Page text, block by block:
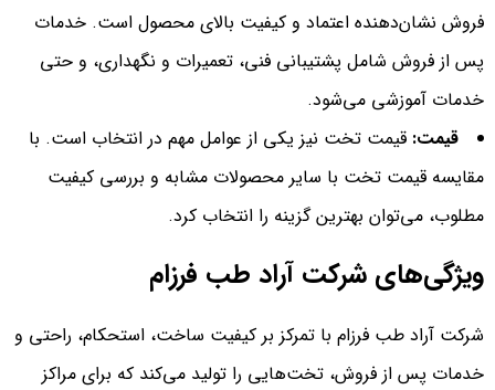
فروش نشان‌دهنده اعتماد و کیفیت بالای محصول است. خدمات
پس از فروش شامل پشتیبانی فنی، تعمیرات و نگهداری، و حتی
خدمات آموزشی می‌شود.
قیمت: قیمت تخت نیز یکی از عوامل مهم در انتخاب است. با
مقایسه قیمت تخت با سایر محصولات مشابه و بررسی کیفیت
مطلوب، می‌توان بهترین گزینه را انتخاب کرد.
ویژگی‌های شرکت آراد طب فرزام
شرکت آراد طب فرزام با تمرکز بر کیفیت ساخت، استحکام، راحتی و
خدمات پس از فروش، تخت‌هایی را تولید می‌کند که برای مراکز